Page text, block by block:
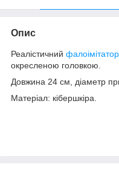
Опис
Реалістичний фалоімітатор
окресленою головкою.
Довжина 24 см, діаметр
Матеріал: кібершкіра.